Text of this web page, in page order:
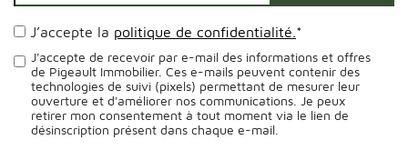
J’accepte la politique de confidentialité. *
J'accepte de recevoir par e-mail des informations et offres
de Pigeault Immobilier. Ces e-mails peuvent contenir des
technologies de suivi (pixels) permettant de mesurer leur
ouverture et d'améliorer nos communications. Je peux
retirer mon consentement à tout moment via le lien de
désinscription présent dans chaque e-mail.